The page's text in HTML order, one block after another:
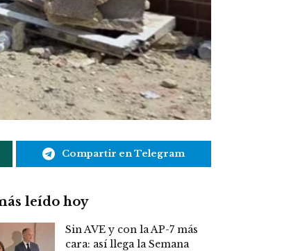
Compartir en Telegram
leído hoy
Sin AVE y con la AP-7 más
cara: así llega la Semana